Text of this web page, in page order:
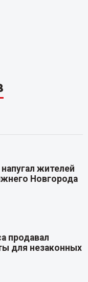
жителей
Новгорода
продавал
для незаконных